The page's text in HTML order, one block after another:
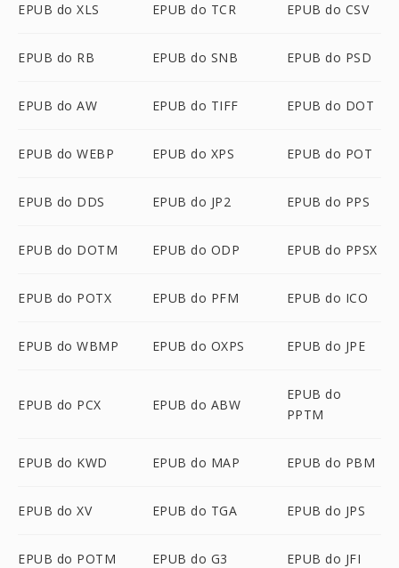
EPUB do XLS EPUB do TCR EPUB do CSV
EPUB do RB EPUB do SNB EPUB do PSD
EPUB do AW EPUB do TIFF EPUB do DOT
EPUB do WEBP EPUB do XPS EPUB do POT
EPUB do DDS EPUB do JP2 EPUB do PPS
EPUB do DOTM EPUB do ODP EPUB do PPSX
EPUB do POTX EPUB do PFM EPUB do ICO
EPUB do WBMP EPUB do OXPS EPUB do JPE
EPUB do PCX EPUB do ABW
EPUB do
PPTM
EPUB do KWD EPUB do MAP EPUB do PBM
EPUB do XV EPUB do TGA EPUB do JPS
EPUB do POTM EPUB do G3 EPUB do JFI